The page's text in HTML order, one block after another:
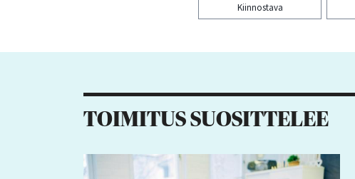
Kiinnostava
TOIMITUS SUOSITTELEE